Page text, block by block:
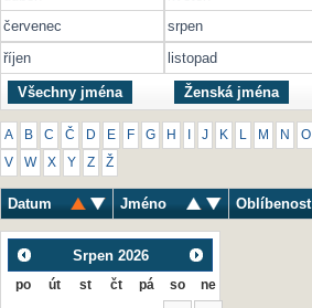
červenec
srpen
říjen
listopad
Všechny jména Ženská jména
A B C Č D E F G H J K M N O
V W X Y Z Ž
Datum Jméno Oblíbenost
Srpen 2026
po út st čt pá so ne